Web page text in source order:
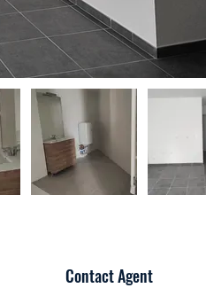
Contact Agent